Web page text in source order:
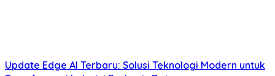
Update Edge AI Terbaru: Solusi Teknologi Modern untuk